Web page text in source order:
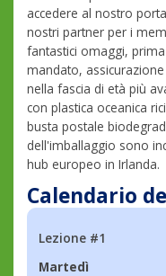
accedere al nostro
nostri partner per i
fantastici omaggi,
mandato,
nella fascia di età più
con plastica oceanica
busta postale
dell'imballaggio sono
hub europeo in Irlanda.
Calendario
Lezione #1
Martedì